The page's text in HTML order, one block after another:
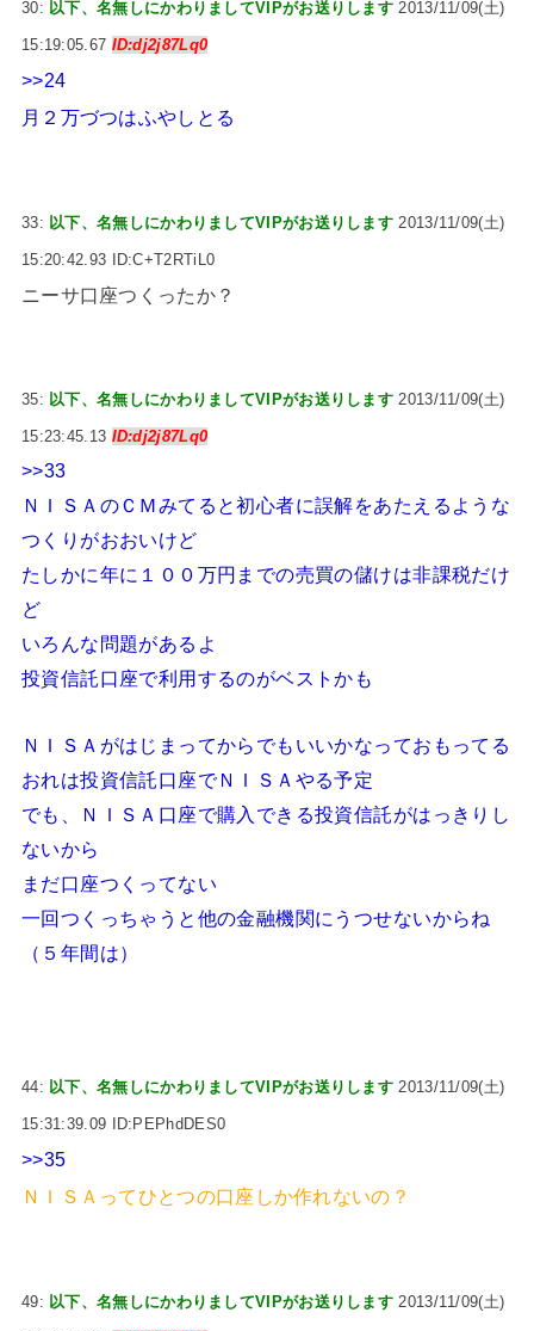
30: 以下、名無しにかわりましてVIPがお送りします 2013/11/09(土)
15:19:05.67 ID:dj2j87Lq0
>>24
月２万づつはふやしとる
33: 以下、名無しにかわりましてVIPがお送りします 2013/11/09(土)
15:20:42.93 ID:C+T2RTiL0
ニーサ口座つくったか？
35: 以下、名無しにかわりましてVIPがお送りします 2013/11/09(土)
15:23:45.13 ID:dj2j87Lq0
>>33
ＮＩＳＡのＣＭみてると初心者に誤解をあたえるような
つくりがおおいけど
たしかに年に１００万円までの売買の儲けは非課税だけ
ど
いろんな問題があるよ
投資信託口座で利用するのがベストかも
ＮＩＳＡがはじまってからでもいいかなっておもってる
おれは投資信託口座でＮＩＳＡやる予定
でも、ＮＩＳＡ口座で購入できる投資信託がはっきりし
ないから
まだ口座つくってない
一回つくっちゃうと他の金融機関にうつせないからね
（５年間は）
44: 以下、名無しにかわりましてVIPがお送りします 2013/11/09(土)
15:31:39.09 ID:PEPhdDES0
>>35
ＮＩＳＡってひとつの口座しか作れないの？
49: 以下、名無しにかわりましてVIPがお送りします 2013/11/09(土)